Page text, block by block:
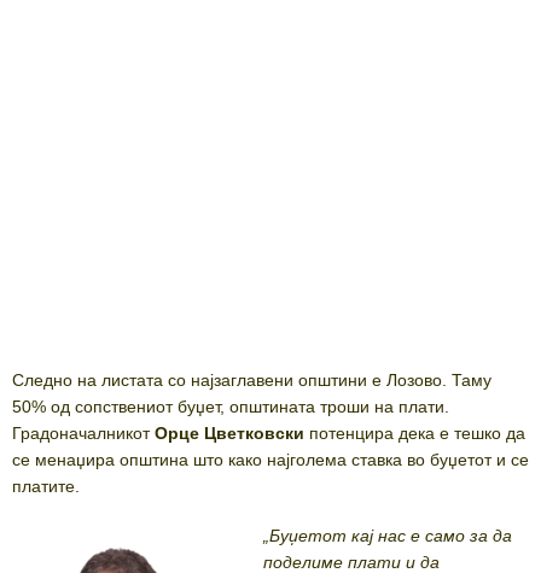
Следно на листата со најзаглавени општини е Лозово. Таму
50% од сопствениот буџет, општината троши на плати.
ГрадоначалникотОрце Цветковски потенцира дека е тешко да
се менаџира општина што како најголема ставка во буџетот и се
платите.
„Буџетот кај нас е само за да
поделиме плати и да